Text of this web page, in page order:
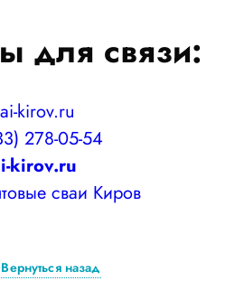
для связи:
kirov.ru
278-05-54
kirov.ru
сваи Киров
Вернуться назад